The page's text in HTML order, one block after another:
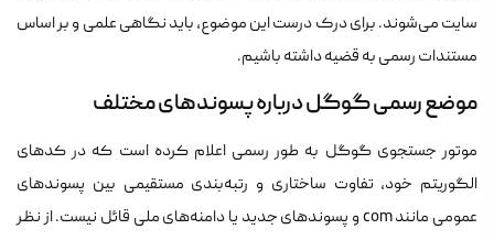
سایت می‌شوند. برای درک درست این موضوع، باید نگاهی علمی و بر اساس
مستندات رسمی به قضیه داشته باشیم.
موضع رسمی گوگل درباره پسوندهای مختلف
موتور جستجوی گوگل به طور رسمی اعلام کرده است که در کدهای
الگوریتم خود، تفاوت ساختاری و رتبه‌بندی مستقیمی بین پسوندهای
عمومی مانند com و پسوندهای جدید یا دامنه‌های ملی قائل نیست. از نظر